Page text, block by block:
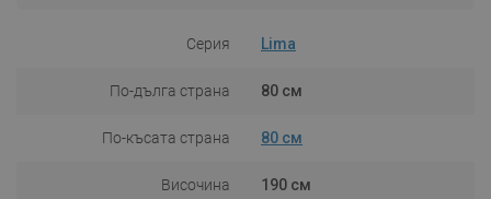
Серия Lima
По-дълга страна 80 см
По-късата страна 80 см
Височина 190 см